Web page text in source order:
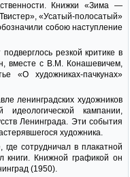
Книжки «Зима —
«Усатый-полосатый»
собою наступление
резкой критике в
вместе с В.М. Конашевичем,
«О художниках-пачкунах»
ленинградских художников
кампании,
Ленинграда. Эти события
художника.
сотрудничал в плакатной
книги. Книжной графикой он
(1950).